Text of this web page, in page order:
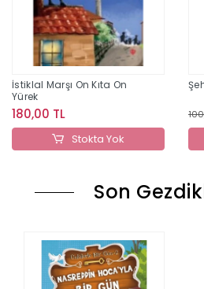
İstiklal Marşı On Kıta On
Yürek
180,00 TL
Stokta Yok
Son